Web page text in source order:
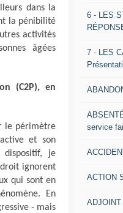
dans la
la pénibilité
activités
âgées
(C2P), en
le périmètre
et son
dispositif, je
ignorent
qui sont en
En
- mais
6 - LES
7 - LES
service
ACTION
ADJOINT